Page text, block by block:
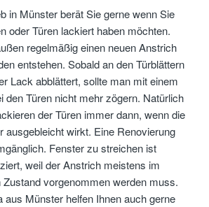
in Münster berät Sie gerne wenn Sie
oder Türen lackiert haben möchten.
regelmäßig einen neuen Anstrich
entstehen. Sobald an den Türblättern
Lack abblättert, sollte man mit einem
den Türen nicht mehr zögern. Natürlich
der Türen immer dann, wenn die
ausgebleicht wirkt. Eine Renovierung
Fenster zu streichen ist
weil der Anstrich meistens im
vorgenommen werden muss.
aus Münster helfen Ihnen auch gerne